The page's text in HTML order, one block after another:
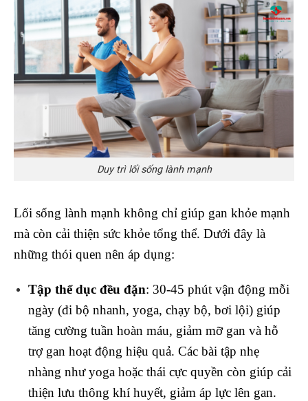
Duy trì lối sống lành mạnh
Lối sống lành mạnh không chỉ giúp gan khỏe mạnh
mà còn cải thiện sức khỏe tổng thể. Dưới đây là
những thói quen nên áp dụng:
Tập thể dục đều đặn: 30-45 phút vận động mỗi
ngày (đi bộ nhanh, yoga, chạy bộ, bơi lội) giúp
tăng cường tuần hoàn máu, giảm mỡ gan và hỗ
trợ gan hoạt động hiệu quả. Các bài tập nhẹ
nhàng như yoga hoặc thái cực quyền còn giúp cải
thiện lưu thông khí huyết, giảm áp lực lên gan.